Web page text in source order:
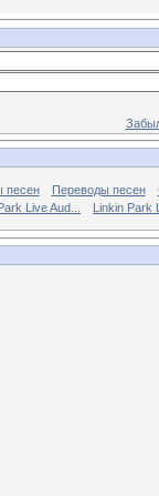
песен Переводы песен
Live Aud... Linkin Park